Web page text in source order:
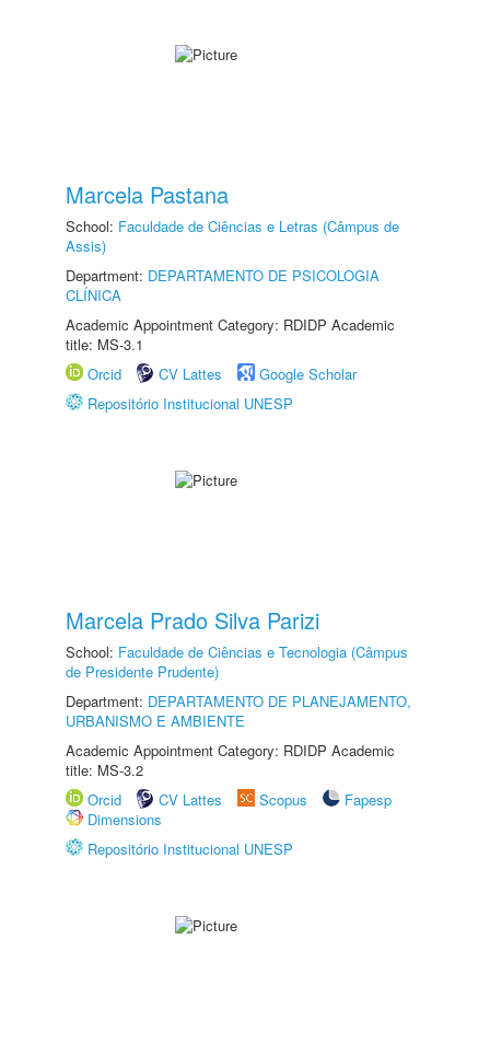
Marcela Pastana
School: Faculdade de Ciências e Letras (Câmpus de
Assis)
Department: DEPARTAMENTO DE PSICOLOGIA
CLÍNICA
Academic Appointment Category: RDIDP Academic
title: MS-3.1
Orcid
CV Lattes
Google Scholar
Repositório Institucional UNESP
Marcela Prado Silva Parizi
School: Faculdade de Ciências e Tecnologia (Câmpus
de Presidente Prudente)
Department: DEPARTAMENTO DE PLANEJAMENTO,
URBANISMO E AMBIENTE
Academic Appointment Category: RDIDP Academic
title: MS-3.2
Orcid
CV Lattes Scopus
Fapesp
Dimensions
Repositório Institucional UNESP